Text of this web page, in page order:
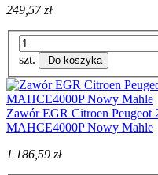
249,57 zł
szt. Do koszyka
Zawór EGR Citroen
MAHCE4000P Nowy Mahle
1 186,59 zł